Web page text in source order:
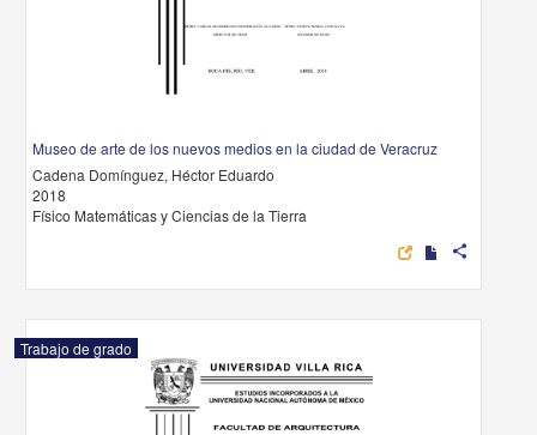
Museo de arte de los nuevos medios en la ciudad de Veracruz
Cadena Domínguez, Héctor Eduardo
2018
Físico Matemáticas y Ciencias de la Tierra
share
Trabajo de grado